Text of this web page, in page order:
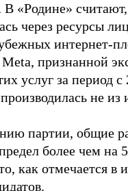
«Родине»
через ресурсы
интернет-
признанной
услуг за период
не из
партии, общие
более чем на
как отмечается в